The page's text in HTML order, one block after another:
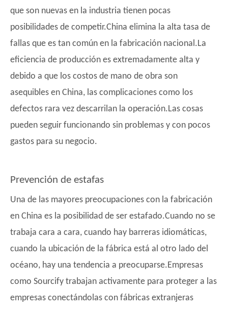
que son nuevas en la industria tienen pocas
posibilidades de competir.China elimina la alta tasa de
fallas que es tan común en la fabricación nacional.La
eficiencia de producción es extremadamente alta y
debido a que los costos de mano de obra son
asequibles en China, las complicaciones como los
defectos rara vez descarrilan la operación.Las cosas
pueden seguir funcionando sin problemas y con pocos
gastos para su negocio.
Prevención de estafas
Una de las mayores preocupaciones con la fabricación
en China es la posibilidad de ser estafado.Cuando no se
trabaja cara a cara, cuando hay barreras idiomáticas,
cuando la ubicación de la fábrica está al otro lado del
océano, hay una tendencia a preocuparse.Empresas
como Sourcify trabajan activamente para proteger a las
empresas conectándolas con fábricas extranjeras